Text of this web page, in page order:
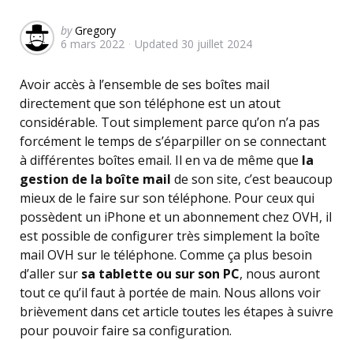
Posted
by
by Gregory
6 mars 2022
Updated 30 juillet 2024
Avoir accès à l’ensemble de ses boîtes mail
directement que son téléphone est un atout
considérable. Tout simplement parce qu’on n’a pas
forcément le temps de s’éparpiller on se connectant
à différentes boîtes email. Il en va de même que la
gestion de la boîte mail de son site, c’est beaucoup
mieux de le faire sur son téléphone. Pour ceux qui
possèdent un iPhone et un abonnement chez OVH, il
est possible de configurer très simplement la boîte
mail OVH sur le téléphone. Comme ça plus besoin
d’aller sur sa tablette ou sur son PC, nous auront
tout ce qu’il faut à portée de main. Nous allons voir
brièvement dans cet article toutes les étapes à suivre
pour pouvoir faire sa configuration.